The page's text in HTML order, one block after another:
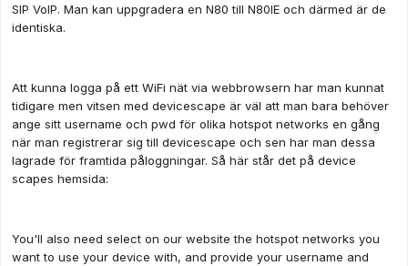
SIP VoIP. Man kan uppgradera en N80 till N80IE och därmed är de
identiska.
Att kunna logga på ett WiFi nät via webbrowsern har man kunnat
tidigare men vitsen med devicescape är väl att man bara behöver
ange sitt username och pwd för olika hotspot networks en gång
när man registrerar sig till devicescape och sen har man dessa
lagrade för framtida påloggningar. Så här står det på device
scapes hemsida:
You'll also need select on our website the hotspot networks you
want to use your device with, and provide your username and